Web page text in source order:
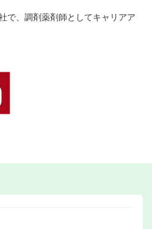
で、調剤薬剤師としてキャリアア